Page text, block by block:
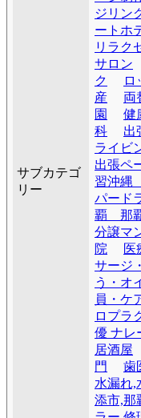
サブカテゴ
リー
ジリ
ートホ
リラク
サロン
ク
ロ
産
両
園
健
科
出
ライビ
出張ペ
習沖縄
パード
覇 那
分譲マ
院
医
サージ
う・オ
員・ケ
ロプラ
優 ナレ
居酒屋
門
歯
水漏れ,
添市,那